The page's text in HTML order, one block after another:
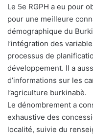
Le 5e RGPH a eu pour
pour une meilleure
démographique du
l’intégration des
processus de
développement. Il a
d’informations sur les
l’agriculture burkinabè.
Le dénombrement a
exhaustive des
localité, suivie du